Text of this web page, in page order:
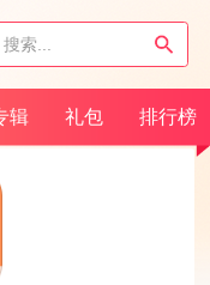
辑 礼包 排行榜